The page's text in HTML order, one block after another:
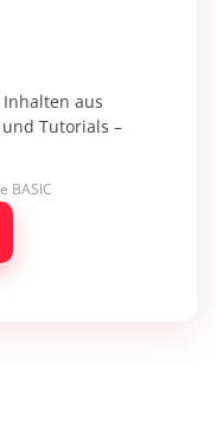
aus
Tutorials –
BASIC